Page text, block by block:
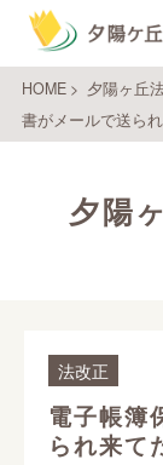
HOME> 夕陽ヶ丘
書がメールで送ら
夕陽
法改正
電子帳簿
られ来